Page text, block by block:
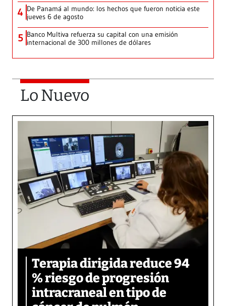
4 De Panamá al mundo: los hechos que fueron noticia este
jueves 6 de agosto
5 Banco Multiva refuerza su capital con una emisión
internacional de 300 millones de dólares
Lo Nuevo
Terapia dirigida reduce 94
% riesgo de progresión
intracraneal en tipo de